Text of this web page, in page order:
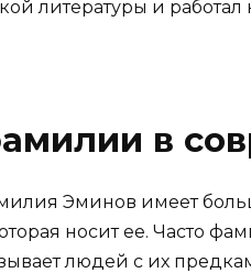
литературы и
в
Эминов имеет
носит ее. Часто
людей с их